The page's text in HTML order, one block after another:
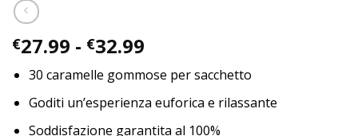
€27.99 - €32.99
prezzo:
da
€27.99
30 caramelle gommose per sacchetto
Goditi un’esperienza euforica e rilassante
Soddisfazione garantita al 100%